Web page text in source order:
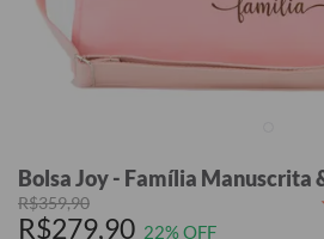
Bolsa Joy - Família Manuscrita
R$359,90
R$279,90 22% OFF